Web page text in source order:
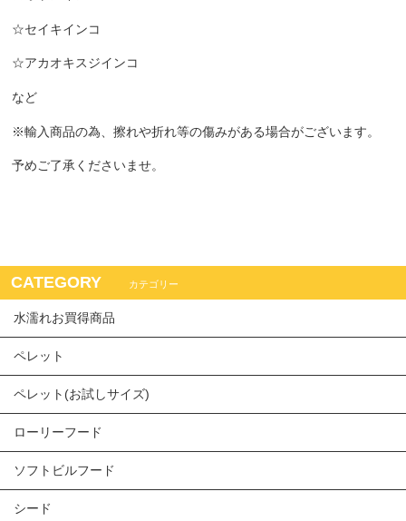
☆セイキインコ
☆アカオキスジインコ
など
※輸入商品の為、擦れや折れ等の傷みがある場合がございます。
予めご了承くださいませ。
CATEGORY カテゴリー
水濡れお買得商品
ペレット
ペレット(お試しサイズ)
ローリーフード
ソフトビルフード
シード